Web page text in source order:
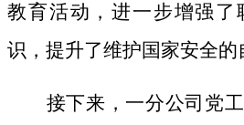
教育活动，进一步增强了
识，提升了维护国家安全的
接下来，一分公司党